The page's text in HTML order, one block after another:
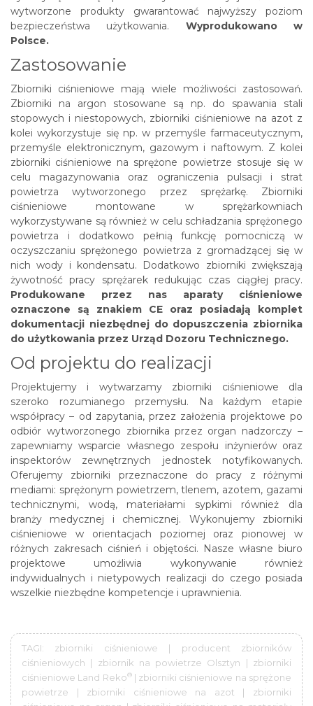
wytworzone produkty gwarantować najwyższy poziom
bezpieczeństwa użytkowania. Wyprodukowano w
Polsce.
Zastosowanie
Zbiorniki ciśnieniowe mają wiele możliwości zastosowań.
Zbiorniki na argon stosowane są np. do spawania stali
stopowych i niestopowych, zbiorniki ciśnieniowe na azot z
kolei wykorzystuje się np. w przemyśle farmaceutycznym,
przemyśle elektronicznym, gazowym i naftowym. Z kolei
zbiorniki ciśnieniowe na sprężone powietrze stosuje się w
celu magazynowania oraz ograniczenia pulsacji i strat
powietrza wytworzonego przez sprężarkę. Zbiorniki
ciśnieniowe montowane w sprężarkowniach
wykorzystywane są również w celu schładzania sprężonego
powietrza i dodatkowo pełnią funkcję pomocniczą w
oczyszczaniu sprężonego powietrza z gromadzącej się w
nich wody i kondensatu. Dodatkowo zbiorniki zwiększają
żywotność pracy sprężarek redukując czas ciągłej pracy.
Produkowane przez nas aparaty ciśnieniowe
oznaczone są znakiem CE oraz posiadają komplet
dokumentacji niezbędnej do dopuszczenia zbiornika
do użytkowania przez Urząd Dozoru Technicznego.
Od projektu do realizacji
Projektujemy i wytwarzamy zbiorniki ciśnieniowe dla
szeroko rozumianego przemysłu. Na każdym etapie
współpracy – od zapytania, przez założenia projektowe po
odbiór wytworzonego zbiornika przez organ nadzorczy –
zapewniamy wsparcie własnego zespołu inżynierów oraz
inspektorów zewnętrznych jednostek notyfikowanych.
Oferujemy zbiorniki przeznaczone do pracy z różnymi
mediami: sprężonym powietrzem, tlenem, azotem, gazami
technicznymi, wodą, materiałami sypkimi również dla
branży medycznej i chemicznej. Wykonujemy zbiorniki
ciśnieniowe w orientacjach poziomej oraz pionowej w
różnych zakresach ciśnień i objętości. Nasze własne biuro
projektowe umożliwia wykonywanie również
indywidualnych i nietypowych realizacji do czego posiada
wszelkie niezbędne kompetencje i uprawnienia.
TAGI: zbiorniki ciśnieniowe | producent zbiorników
ciśnieniowych | zbiornik na powietrze Olsztyn | zbiorniki
ciśnieniowe Land Reko®| zbiorniki ciśnieniowe na sprężone
powietrze | zbiorniki ciśnieniowe na azot | zbiorniki